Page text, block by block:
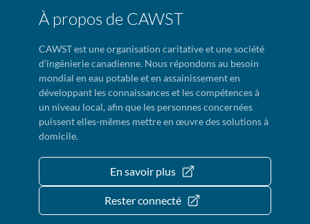
À propos de CAWST
CAWST est une organisation caritative et une société
d'ingénierie canadienne. Nous répondons au besoin
mondial en eau potable et en assainissement en
développant les connaissances et les compétences à
un niveau local, afin que les personnes concernées
puissent elles-mêmes mettre en œuvre des solutions à
domicile.
En savoir plus
Rester connecté